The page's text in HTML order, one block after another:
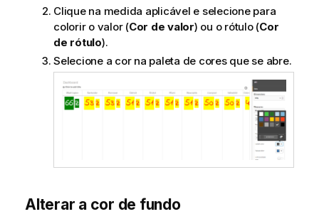
Clique na medida aplicável e selecione para
colorir o valor (Cor de valor) ou o rótulo (Cor
de rótulo).
Selecione a cor na paleta de cores que se abre.
Alterar a cor de fundo